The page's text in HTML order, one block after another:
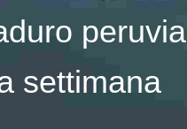
settimana